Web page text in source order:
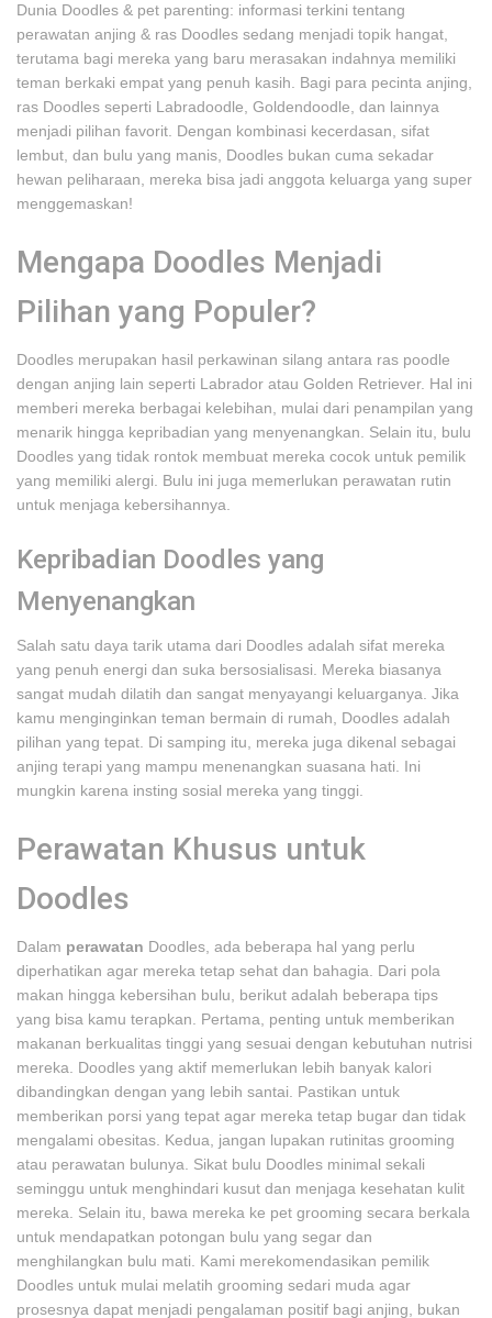
Dunia Doodles & pet parenting: informasi terkini tentang
perawatan anjing & ras Doodles sedang menjadi topik hangat,
terutama bagi mereka yang baru merasakan indahnya memiliki
teman berkaki empat yang penuh kasih. Bagi para pecinta anjing,
ras Doodles seperti Labradoodle, Goldendoodle, dan lainnya
menjadi pilihan favorit. Dengan kombinasi kecerdasan, sifat
lembut, dan bulu yang manis, Doodles bukan cuma sekadar
hewan peliharaan, mereka bisa jadi anggota keluarga yang super
menggemaskan!
Mengapa Doodles Menjadi
Pilihan yang Populer?
Doodles merupakan hasil perkawinan silang antara ras poodle
dengan anjing lain seperti Labrador atau Golden Retriever. Hal ini
memberi mereka berbagai kelebihan, mulai dari penampilan yang
menarik hingga kepribadian yang menyenangkan. Selain itu, bulu
Doodles yang tidak rontok membuat mereka cocok untuk pemilik
yang memiliki alergi. Bulu ini juga memerlukan perawatan rutin
untuk menjaga kebersihannya.
Kepribadian Doodles yang
Menyenangkan
Salah satu daya tarik utama dari Doodles adalah sifat mereka
yang penuh energi dan suka bersosialisasi. Mereka biasanya
sangat mudah dilatih dan sangat menyayangi keluarganya. Jika
kamu menginginkan teman bermain di rumah, Doodles adalah
pilihan yang tepat. Di samping itu, mereka juga dikenal sebagai
anjing terapi yang mampu menenangkan suasana hati. Ini
mungkin karena insting sosial mereka yang tinggi.
Perawatan Khusus untuk
Doodles
Dalam perawatan Doodles, ada beberapa hal yang perlu
diperhatikan agar mereka tetap sehat dan bahagia. Dari pola
makan hingga kebersihan bulu, berikut adalah beberapa tips
yang bisa kamu terapkan. Pertama, penting untuk memberikan
makanan berkualitas tinggi yang sesuai dengan kebutuhan nutrisi
mereka. Doodles yang aktif memerlukan lebih banyak kalori
dibandingkan dengan yang lebih santai. Pastikan untuk
memberikan porsi yang tepat agar mereka tetap bugar dan tidak
mengalami obesitas. Kedua, jangan lupakan rutinitas grooming
atau perawatan bulunya. Sikat bulu Doodles minimal sekali
seminggu untuk menghindari kusut dan menjaga kesehatan kulit
mereka. Selain itu, bawa mereka ke pet grooming secara berkala
untuk mendapatkan potongan bulu yang segar dan
menghilangkan bulu mati. Kami merekomendasikan pemilik
Doodles untuk mulai melatih grooming sedari muda agar
prosesnya dapat menjadi pengalaman positif bagi anjing, bukan